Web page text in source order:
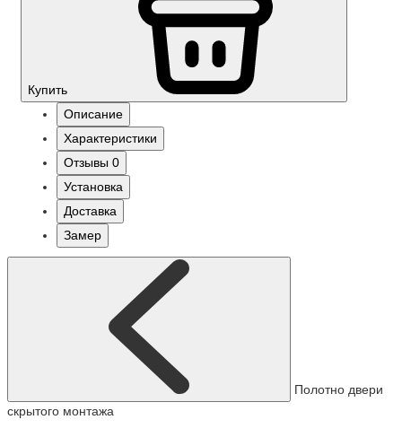
Купить
Описание
Характеристики
Отзывы 0
Установка
Доставка
Замер
Полотно двери
скрытого монтажа